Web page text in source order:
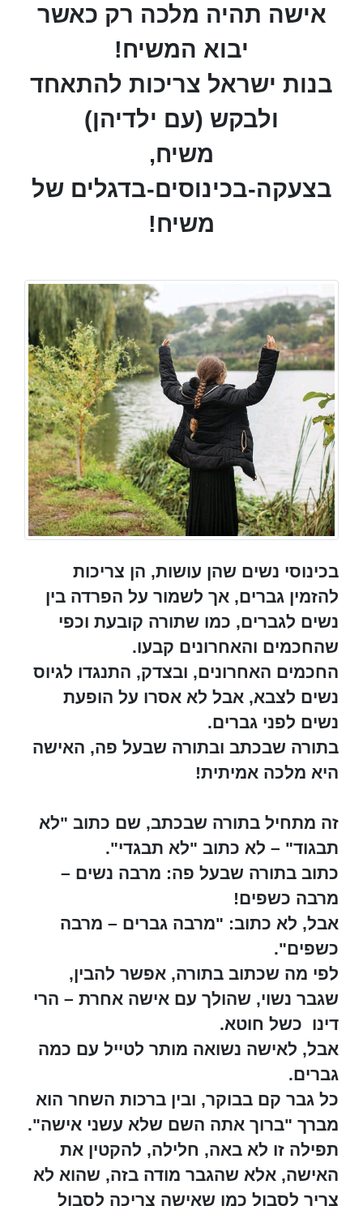
אישה תהיה מלכה רק כאשר
יבוא המשיח!
בנות ישראל צריכות להתאחד
ולבקש (עם ילדיהן)
משיח,
בצעקה-בכינוסים-בדגלים של
משיח!
בכינוסי נשים שהן עושות, הן צריכות
להזמין גברים, אך לשמור על הפרדה בין
נשים לגברים, כמו שתורה קובעת וכפי
שהחכמים והאחרונים קבעו.
החכמים האחרונים, ובצדק, התנגדו לגיוס
נשים לצבא, אבל לא אסרו על הופעת
נשים לפני גברים.
בתורה שבכתב ובתורה שבעל פה, האישה
היא מלכה אמיתית!
זה מתחיל בתורה שבכתב, שם כתוב "לא
תבגוד" – לא כתוב "לא תבגדי".
כתוב בתורה שבעל פה: מרבה נשים –
מרבה כשפים!
אבל, לא כתוב: "מרבה גברים – מרבה
כשפים".
לפי מה שכתוב בתורה, אפשר להבין,
שגבר נשוי, שהולך עם אישה אחרת – הרי
דינו כשל חוטא.
אבל, לאישה נשואה מותר לטייל עם כמה
גברים.
כל גבר קם בבוקר, ובין ברכות השחר הוא
מברך "ברוך אתה השם שלא עשני אישה".
תפילה זו לא באה, חלילה, להקטין את
האישה, אלא שהגבר מודה בזה, שהוא לא
צריך לסבול כמו שאישה צריכה לסבול